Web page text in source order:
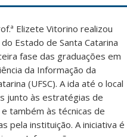
Elizete Vitorino realizou
Estado de Santa Catarina
fase das graduações em
da Informação da
(UFSC). A ida até o local
junto às estratégias de
também às técnicas de
pela instituição. A iniciativa é